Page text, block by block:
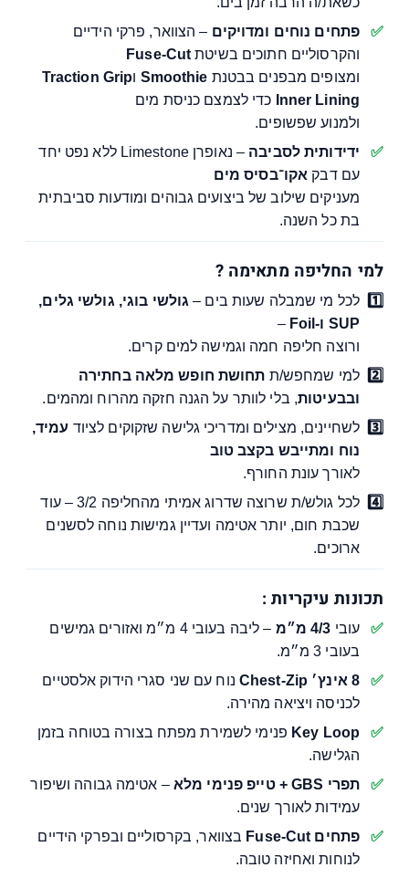
פתחים נוחים ומדויקים – הצוואר, פרקי הידיים
והקרסוליים חתוכים בשיטת Fuse-Cut
ומצופים מבפנים בבטנת Smoothie וTraction Grip
Inner Lining כדי לצמצם כניסת מים
ולמנוע שפשופים.
ידידותית לסביבה
– נאופרן Limestone ללא נפט יחד
עם דבק אקו־בסיס מים
מעניקים שילוב של ביצועים גבוהים ומודעות סביבתית
בת כל השנה.
למי החליפה מתאימה ?
לכל מי שמבלה שעות בים – גולשי בוגי, גולשי גלים,
SUP ו-Foil
–
ורוצה חליפה חמה וגמישה למים קרים.
למי שמחפש/ת תחושת חופש מלאה בחתירה
ובבעיטות, בלי לוותר על הגנה חזקה מהרוח ומהמים.
לשחיינים, מצילים ומדריכי גלישה שזקוקים לציוד עמיד,
נוח ומתייבש בקצב טוב
לאורך עונת החורף.
לכל גולש/ת שרוצה שדרוג אמיתי מהחליפה 3/2 – עוד
שכבת חום, יותר אטימה ועדיין גמישות נוחה לסשנים
ארוכים.
תכונות עיקריות :
עובי 4/3 מ״מ
– ליבה בעובי 4 מ״מ ואזורים גמישים
בעובי 3 מ״מ.
8 אינץ׳ Chest-Zip
נוח עם שני סגרי הידוק אלסטיים
לכניסה ויציאה מהירה.
Key Loop פנימי לשמירת מפתח בצורה בטוחה בזמן
הגלישה.
תפרי GBS + טייפ פנימי מלא
– אטימה גבוהה ושיפור
עמידות לאורך שנים.
פתחים Fuse-Cut
בצוואר, בקרסוליים ובפרקי הידיים
לנוחות ואחיזה טובה.